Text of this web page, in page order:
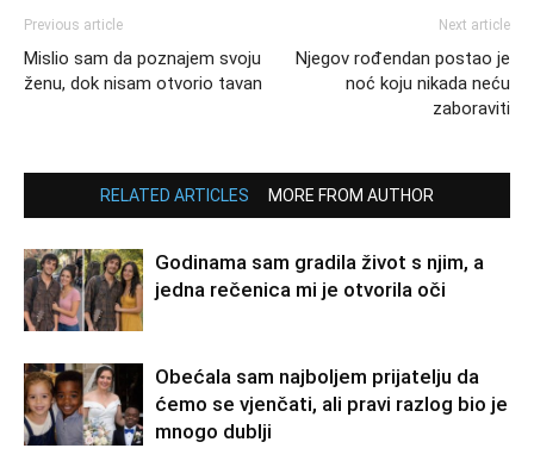
Previous article
Mislio sam da poznajem svoju
ženu, dok nisam otvorio tavan
Next article
Njegov rođendan postao je
noć koju nikada neću
zaboraviti
RELATED ARTICLES MORE FROM AUTHOR
Godinama sam gradila život s njim, a
jedna rečenica mi je otvorila oči
Obećala sam najboljem prijatelju da
ćemo se vjenčati, ali pravi razlog bio je
mnogo dublji